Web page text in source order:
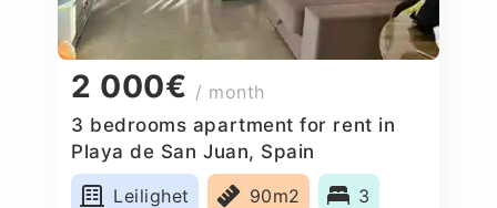
2 000€ / month
3 bedrooms apartment for rent in
Playa de San Juan, Spain
Leilighet
90m2 3